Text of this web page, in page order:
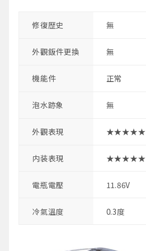
修復歴史 無
外觀鈑件更換 無
機能件 正常
泡水跡象 無
外觀表現 ★★★★★
内装表現 ★★★★★
電瓶電壓 11.86V
冷氣溫度 0.3度